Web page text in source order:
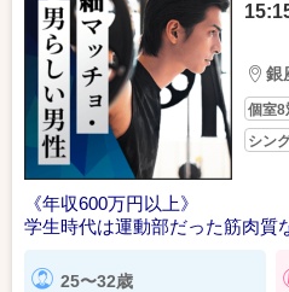
銀
個室8
シン
《年収600万円以上》
学生時代は運動部だった筋肉質
25〜32歳